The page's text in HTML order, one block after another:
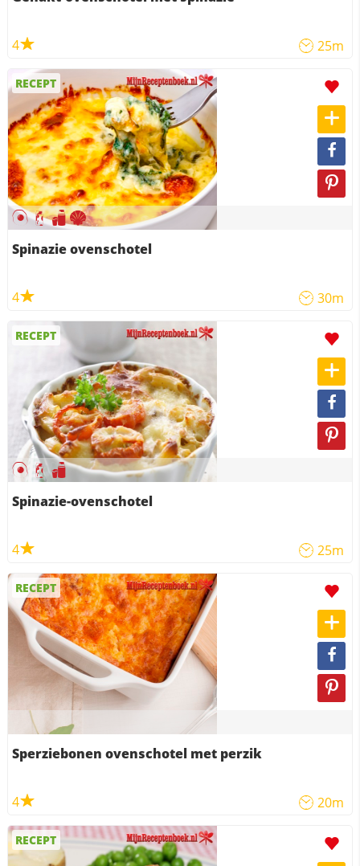
4 25m
RECEPT
Spinazie ovenschotel
4 30m
RECEPT
Spinazie-ovenschotel
4 25m
RECEPT
Sperziebonen ovenschotel met perzik
4 20m
RECEPT